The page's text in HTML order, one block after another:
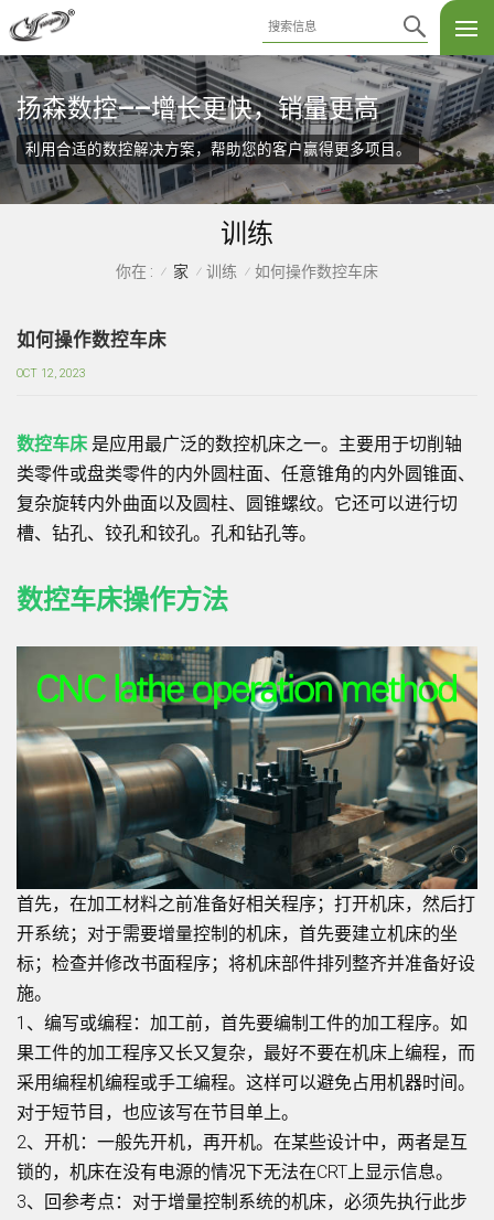
扬森数控——增长更快，销量更高
利用合适的数控解决方案，帮助您的客户赢得更多项目。
训练
你在 : / 家 / 训练 / 如何操作数控车床
如何操作数控车床
OCT 12, 2023
数控车床 是应用最广泛的数控机床之一。主要用于切削轴
类零件或盘类零件的内外圆柱面、任意锥角的内外圆锥面、
复杂旋转内外曲面以及圆柱、圆锥螺纹。它还可以进行切
槽、钻孔、铰孔和铰孔。孔和钻孔等。
数控车床操作方法
首先，在加工材料之前准备好相关程序；打开机床，然后打
开系统；对于需要增量控制的机床，首先要建立机床的坐
标；检查并修改书面程序；将机床部件排列整齐并准备好设
施。
1、编写或编程：加工前，首先要编制工件的加工程序。如
果工件的加工程序又长又复杂，最好不要在机床上编程，而
采用编程机编程或手工编程。这样可以避免占用机器时间。
对于短节目，也应该写在节目单上。
2、开机：一般先开机，再开机。在某些设计中，两者是互
锁的，机床在没有电源的情况下无法在CRT上显示信息。
3、回参考点：对于增量控制系统的机床，必须先执行此步